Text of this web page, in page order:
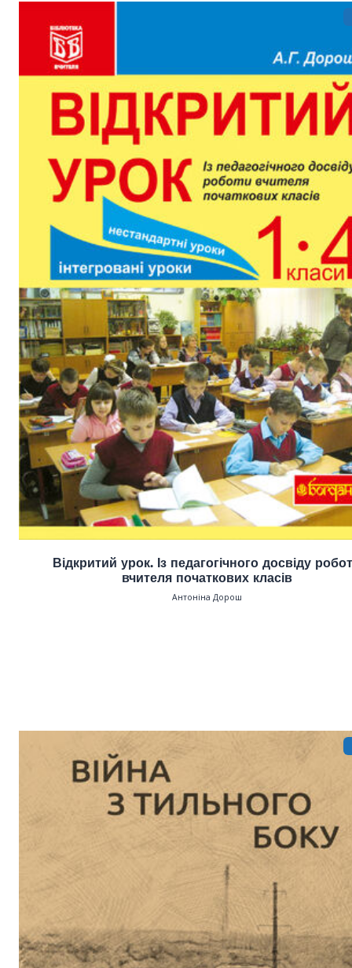
Відкритий урок. Із педагогічного досвіду
вчителя початкових класів
Антоніна Дорош